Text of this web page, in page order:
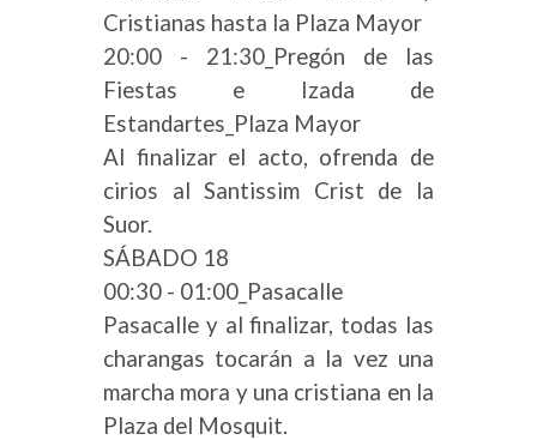
Cristianas hasta la Plaza Mayor
20:00 - 21:30_Pregón de las
Fiestas e Izada de
Estandartes_Plaza Mayor
Al finalizar el acto, ofrenda de
cirios al Santissim Crist de la
Suor.
SÁBADO 18
00:30 - 01:00_Pasacalle
Pasacalle y al finalizar, todas las
charangas tocarán a la vez una
marcha mora y una cristiana en la
Plaza del Mosquit.